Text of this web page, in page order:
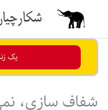
یک
شفاف سازی،